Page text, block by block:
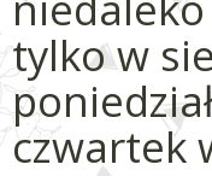
tylko w
czwartek